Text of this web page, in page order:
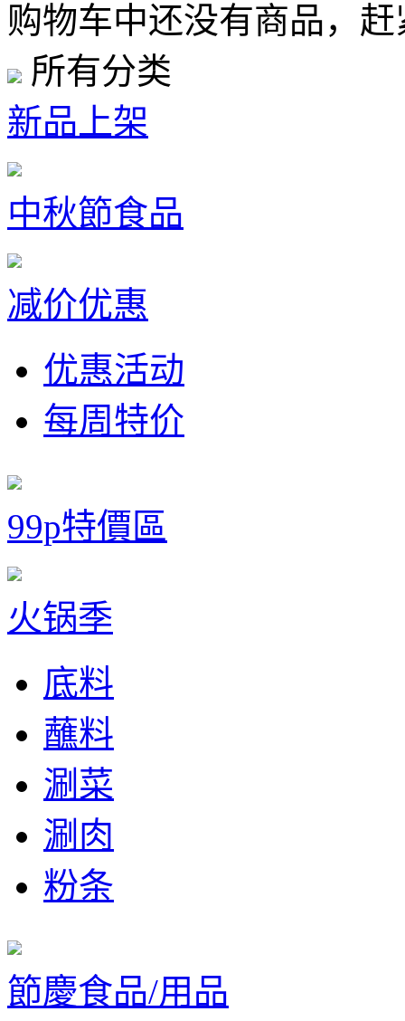
购物车中还没有商品，
所有分类
新品上架
中秋節食品
减价优惠
优惠活动
每周特价
99p特價區
火锅季
底料
蘸料
涮菜
涮肉
粉条
節慶食品/用品